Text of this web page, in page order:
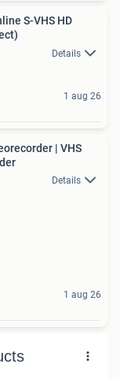
S-VHS HD
Details
1 aug 26
| VHS
Details
1 aug 26